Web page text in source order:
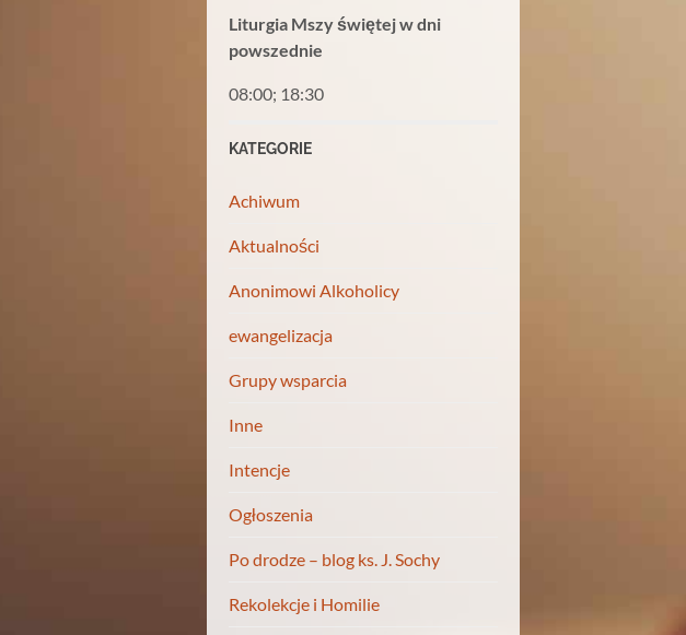
Liturgia Mszy świętej w dni
powszednie
08:00; 18:30
KATEGORIE
Achiwum
Aktualności
Anonimowi Alkoholicy
ewangelizacja
Grupy wsparcia
Inne
Intencje
Ogłoszenia
Po drodze – blog ks. J. Sochy
Rekolekcje i Homilie